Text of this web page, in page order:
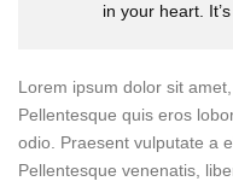
in your heart.
Lorem ipsum dolor sit
Pellentesque quis eros
odio. Praesent vulputate a
Pellentesque venenatis,